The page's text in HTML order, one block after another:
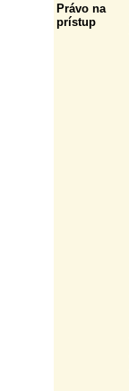
Právo na
prístup